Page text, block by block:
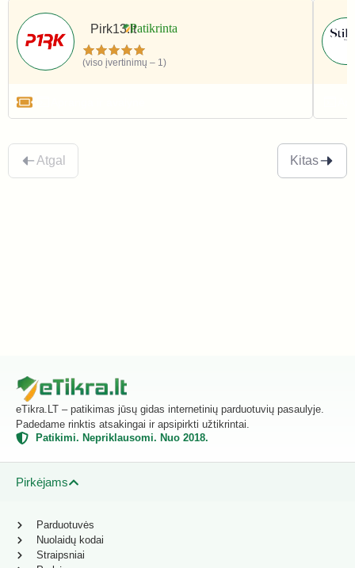
Pirk13.lt
(viso įvertinimų – 1)
Atgal Kitas
eTikra.LT – patikimas jūsų gidas internetinių parduotuvių pasaulyje.
Padedame rinktis atsakingai ir apsipirkti užtikrintai.
Patikimi. Nepriklausomi. Nuo 2018.
Pirkėjams
Parduotuvės
Nuolaidų kodai
Straipsniai